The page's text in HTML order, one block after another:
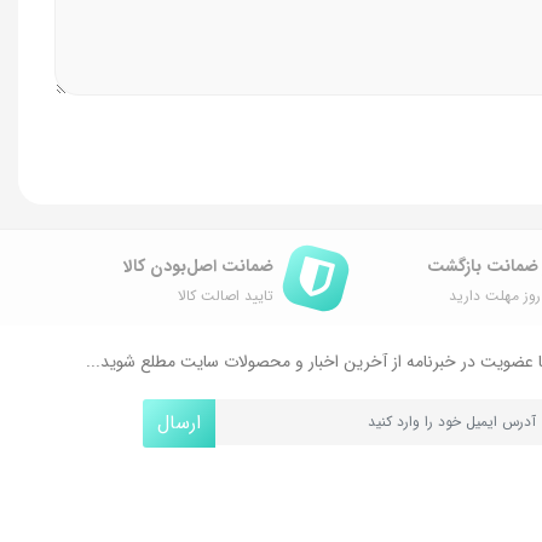
مهلت دارید
ضمانت اصل‌بودن کالا
تایید اصالت کالا
عضویت در خبرنامه از آخرین اخبار و محصولات سایت مطلع شوید...
ارسال